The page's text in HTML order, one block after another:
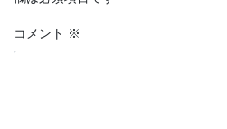
コメント ※